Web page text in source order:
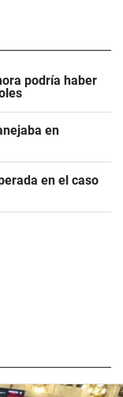
podría haber
en
en el caso